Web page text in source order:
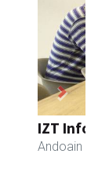
Next